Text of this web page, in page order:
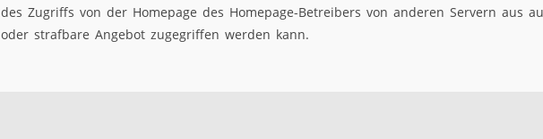
des Zugriffs von der Homepage des Homepage-Betreibers von anderen Servern aus
oder strafbare Angebot zugegriffen werden kann.